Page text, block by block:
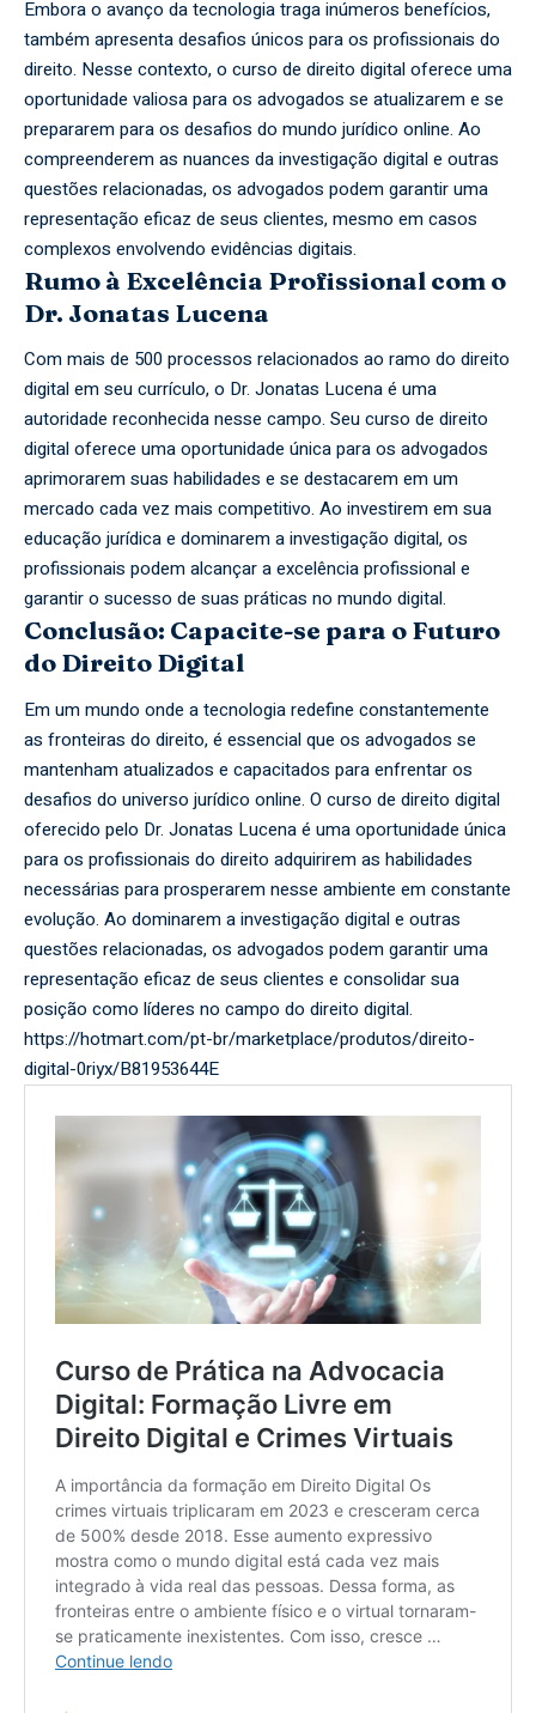
Embora o avanço da tecnologia traga inúmeros benefícios,
também apresenta desafios únicos para os profissionais do
direito. Nesse contexto, o curso de direito digital oferece uma
oportunidade valiosa para os advogados se atualizarem e se
prepararem para os desafios do mundo jurídico online. Ao
compreenderem as nuances da investigação digital e outras
questões relacionadas, os advogados podem garantir uma
representação eficaz de seus clientes, mesmo em casos
complexos envolvendo evidências digitais.
Rumo à Excelência Profissional com o
Dr. Jonatas Lucena
Com mais de 500 processos relacionados ao ramo do direito
digital em seu currículo, o Dr. Jonatas Lucena é uma
autoridade reconhecida nesse campo. Seu curso de direito
digital oferece uma oportunidade única para os advogados
aprimorarem suas habilidades e se destacarem em um
mercado cada vez mais competitivo. Ao investirem em sua
educação jurídica e dominarem a investigação digital, os
profissionais podem alcançar a excelência profissional e
garantir o sucesso de suas práticas no mundo digital.
Conclusão: Capacite-se para o Futuro
do Direito Digital
Em um mundo onde a tecnologia redefine constantemente
as fronteiras do direito, é essencial que os advogados se
mantenham atualizados e capacitados para enfrentar os
desafios do universo jurídico online. O curso de direito digital
oferecido pelo Dr. Jonatas Lucena é uma oportunidade única
para os profissionais do direito adquirirem as habilidades
necessárias para prosperarem nesse ambiente em constante
evolução. Ao dominarem a investigação digital e outras
questões relacionadas, os advogados podem garantir uma
representação eficaz de seus clientes e consolidar sua
posição como líderes no campo do direito digital.
https://hotmart.com/pt-br/marketplace/produtos/direito-
digital-0riyx/B81953644E